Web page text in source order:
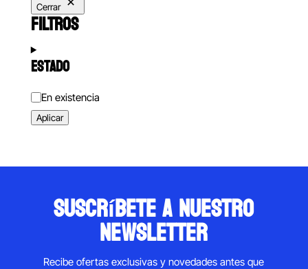
Cerrar
FILTROS
ESTADO
Estado
En existencia
Aplicar
suscríbete a nuestro
newsletter
Recibe ofertas exclusivas y novedades antes que